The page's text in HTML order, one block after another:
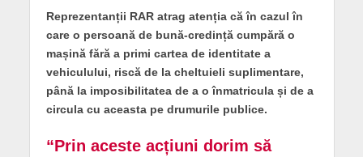
Reprezentanții RAR atrag atenția că în cazul în
care o persoană de bună-credință cumpără o
mașină fără a primi cartea de identitate a
vehiculului, riscă de la cheltuieli suplimentare,
până la imposibilitatea de a o înmatricula și de a
circula cu aceasta pe drumurile publice.
“Prin aceste acțiuni dorim să